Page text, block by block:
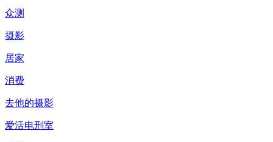
众测
摄影
居家
消费
去他的摄影
爱活电刑室